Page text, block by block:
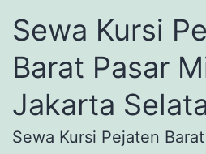
Sewa Kursi
Barat Pasar
Jakarta
Sewa Kursi Pejaten